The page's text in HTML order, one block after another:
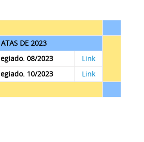
ATAS DE 2023
08/2023
Link
10/2023
Link